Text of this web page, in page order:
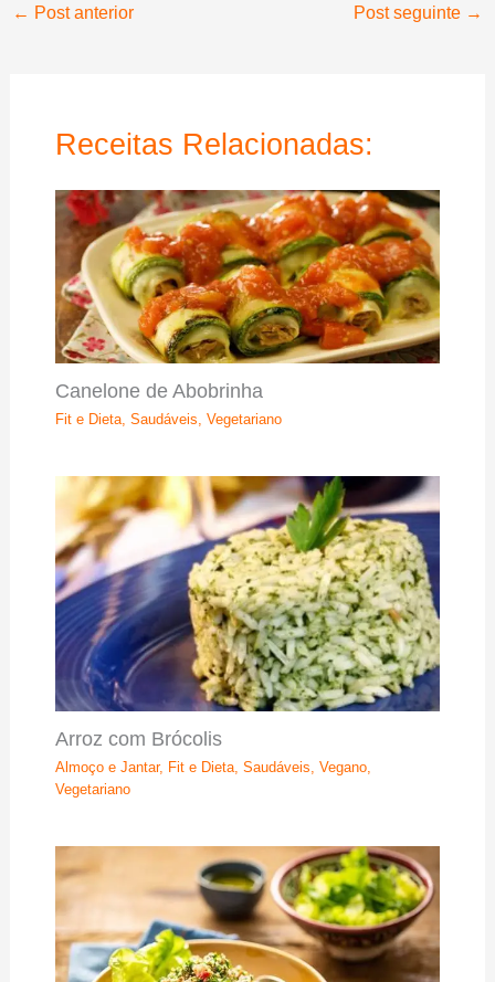
← Post anterior Post seguinte →
Receitas Relacionadas:
Canelone de Abobrinha
Fit e Dieta, Saudáveis Vegetariano
Arroz com Brócolis
Almoço e Jantar, Fit e Dieta, Saudáveis Vegano,
Vegetariano